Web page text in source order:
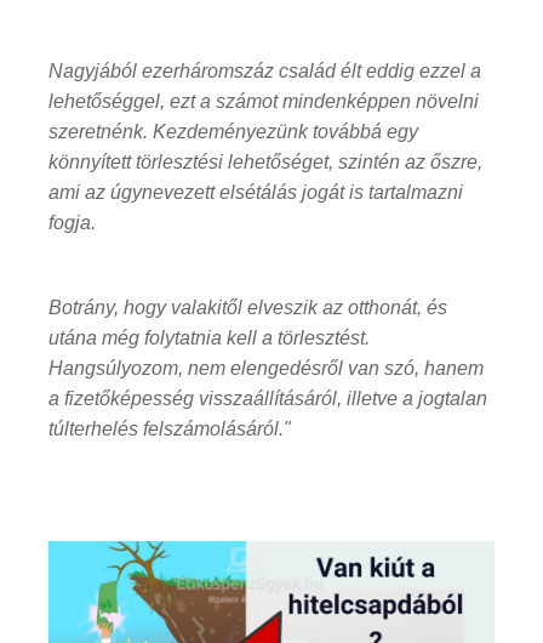
Nagyjából ezerháromszáz család élt eddig ezzel a
lehetőséggel, ezt a számot mindenképpen növelni
szeretnénk. Kezdeményezünk továbbá egy
könnyített törlesztési lehetőséget, szintén az őszre,
ami az úgynevezett elsétálás jogát is tartalmazni
fogja.
Botrány, hogy valakitől elveszik az otthonát, és
utána még folytatnia kell a törlesztést.
Hangsúlyozom, nem elengedésről van szó, hanem
a fizetőképesség visszaállításáról, illetve a jogtalan
túlterhelés felszámolásáról."